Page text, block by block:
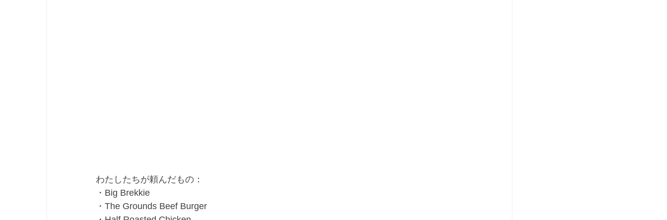
わたしたちが頼んだもの：
・Big Brekkie
・The Grounds Beef Burger